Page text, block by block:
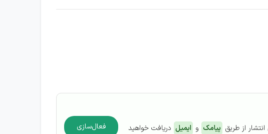
از طریق پیامک و ایمیل دریافت خواهید
فعال‌سازی